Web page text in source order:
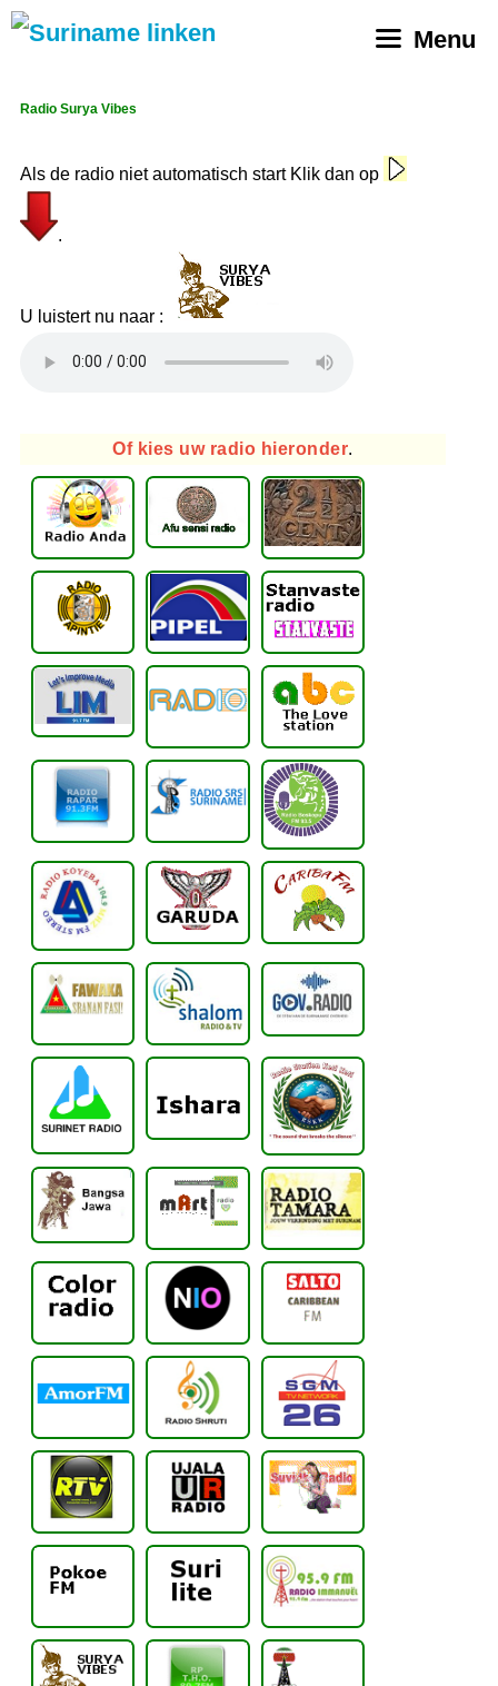
Ga
naar
inhoud
Menu
Radio Surya Vibes
Als de radio niet automatisch start Klik dan op
.
U luistert nu naar :
Of kies uw radio hieronder.